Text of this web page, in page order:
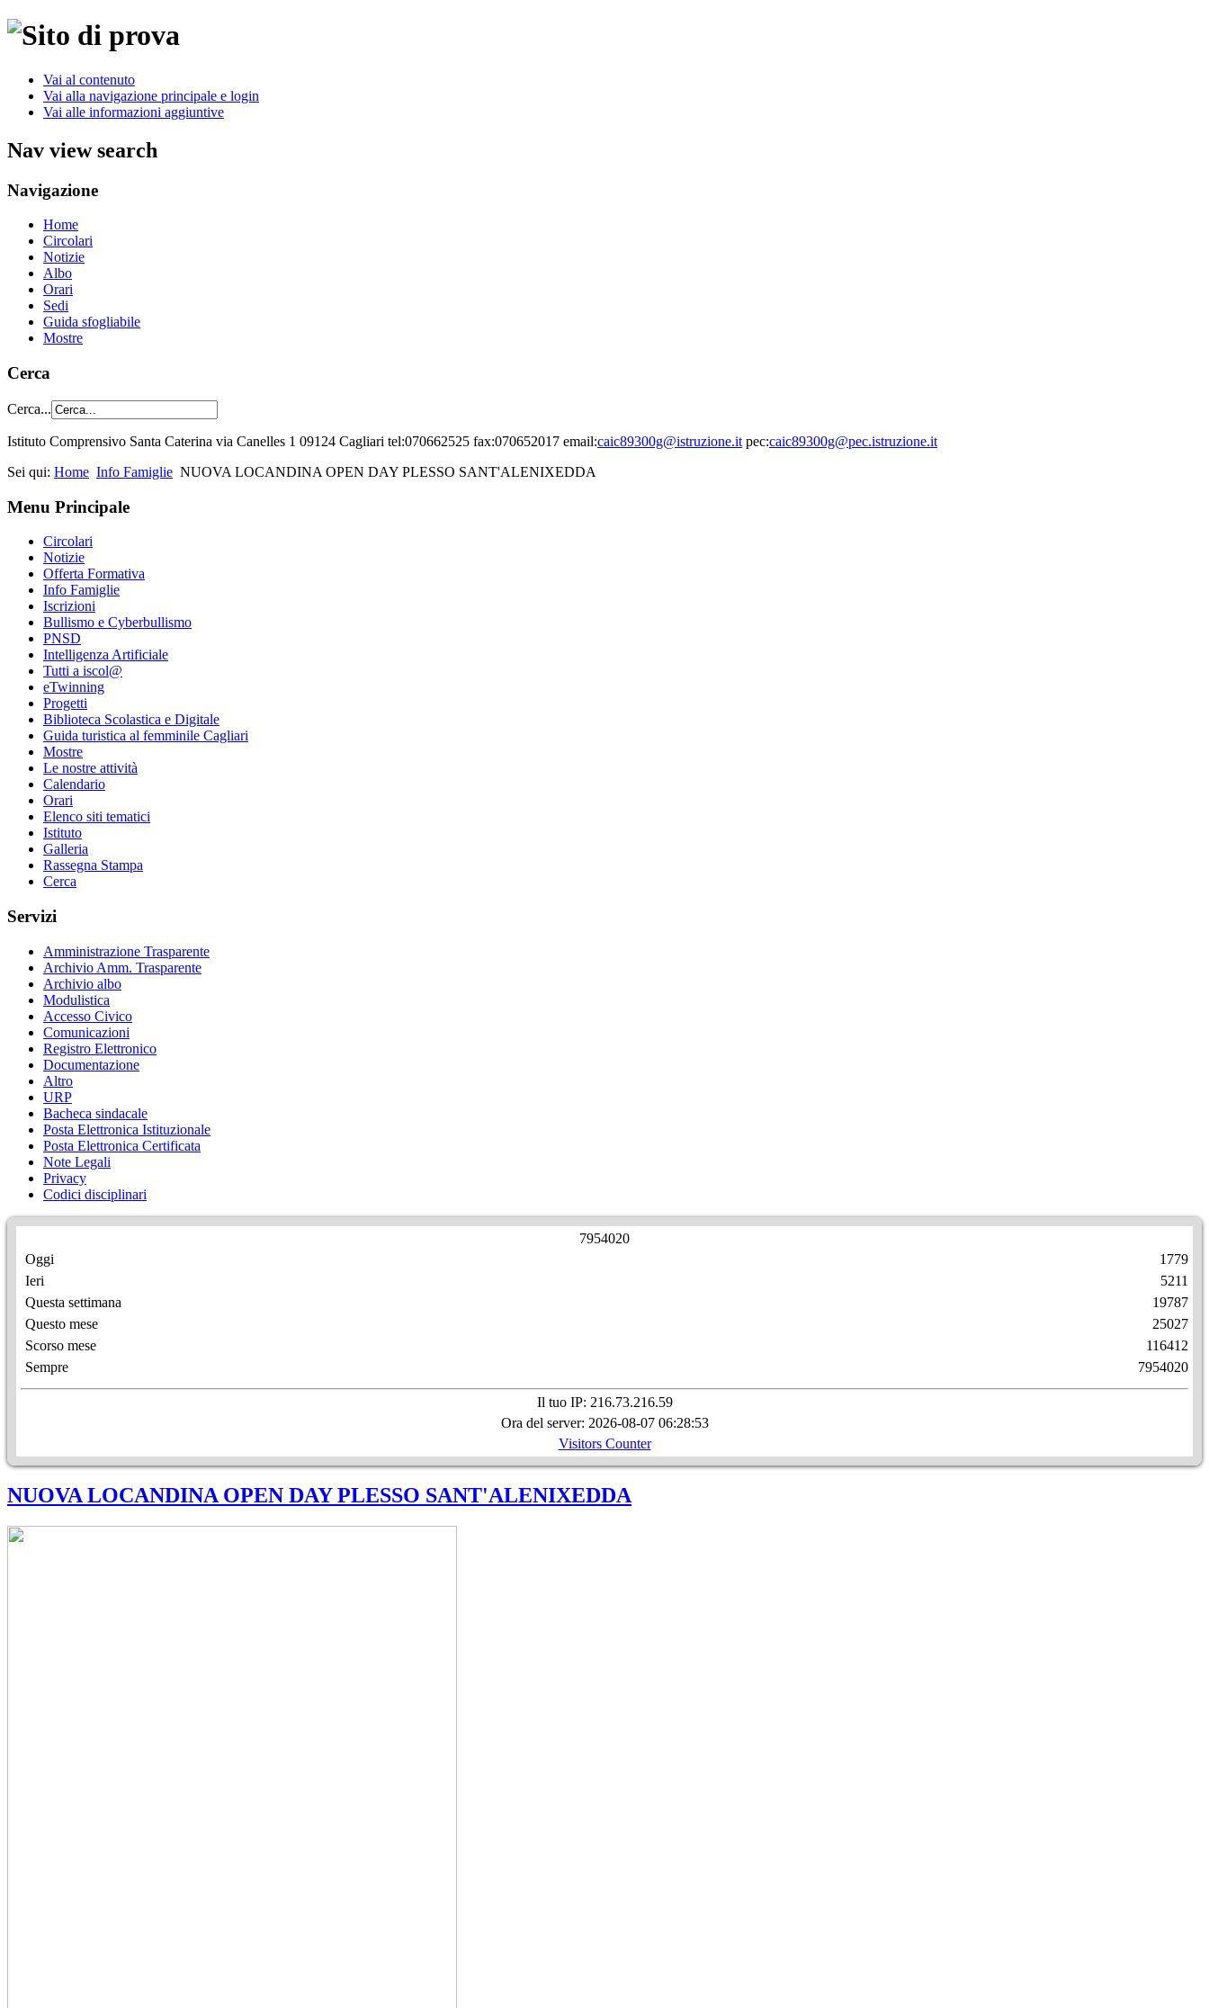
Vai al contenuto
Vai alla navigazione principale e login
Vai alle informazioni aggiuntive
Nav view search
Navigazione
Home
Circolari
Notizie
Albo
Orari
Sedi
Guida sfogliabile
Mostre
Cerca
Cerca...
Istituto Comprensivo Santa Caterina via Canelles 1 09124 Cagliari tel:070662525 fax:070652017 email:caic89300g@istruzione.it pec:caic89300g@pec.istruzione.it
Sei qui: Home Info Famiglie NUOVA LOCANDINA OPEN DAY PLESSO SANT'ALENIXEDDA
Menu Principale
Circolari
Notizie
Offerta Formativa
Info Famiglie
Iscrizioni
Bullismo e Cyberbullismo
PNSD
Intelligenza Artificiale
Tutti a iscol@
eTwinning
Progetti
Biblioteca Scolastica e Digitale
Guida turistica al femminile Cagliari
Mostre
Le nostre attività
Calendario
Orari
Elenco siti tematici
Istituto
Galleria
Rassegna Stampa
Cerca
Servizi
Amministrazione Trasparente
Archivio Amm. Trasparente
Archivio albo
Modulistica
Accesso Civico
Comunicazioni
Registro Elettronico
Documentazione
Altro
URP
Bacheca sindacale
Posta Elettronica Istituzionale
Posta Elettronica Certificata
Note Legali
Privacy
Codici disciplinari
7954020
Oggi
Ieri
Questa settimana
Questo mese
Scorso mese
Sempre
1779
5211
19787
25027
116412
7954020
Il tuo IP: 216.73.216.59
Ora del server: 2026-08-07 06:28:53
Visitors Counter
NUOVA LOCANDINA OPEN DAY PLESSO SANT'ALENIXEDDA